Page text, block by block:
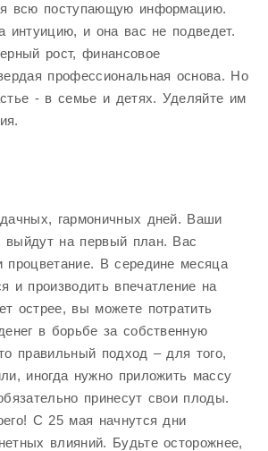
всю поступающую информацию.
интуицию, и она вас не подведет.
рост, финансовое
профессиональная основа. Но
- в семье и детях. Уделяйте им
гармоничных дней. Ваши
выйдут на первый план. Вас
процветание. В середине месяца
и производить впечатление на
острее, вы можете потратить
в борьбе за собственную
правильный подход – для того,
иногда нужно приложить массу
принесут свои плоды.
С 25 мая начнутся дни
влияний. Будьте осторожнее,